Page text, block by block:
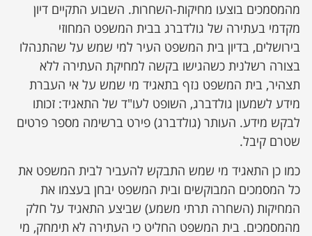
מהמסמכים בוצעו מחיקות-השחרות. השבוע התקיים דיון
מקדמי בעתירה של גולדברג בבית המשפט המחוזי
בירושלים, בדיון בית המשפט העיר למי שמש על שהתנהלו
בצורה רשלנית כשהגישו בקשה למחיקת העתירה ללא
תצהיר, בית המשפט נזף בתאגיד מי שמש על אי העברת
מידע לשמעון גולדברג, השופט לעו"ד של התאגיד: זכותו
לבקש מידע. העותר (גולדברג) פירט ברשימה מספר פרטים
שטרם קיבל.
כמו כן התאגיד מי שמש התבקש להעביר לבית המשפט את
כל המסמכים המבוקשים ובית המשפט יבחן בעצמו את
המחיקות (השחרה תרתי משמע) שביצע התאגיד על חלק
מהמסמכים. בית המשפט החליט כי העתירה לא תימחק, מי